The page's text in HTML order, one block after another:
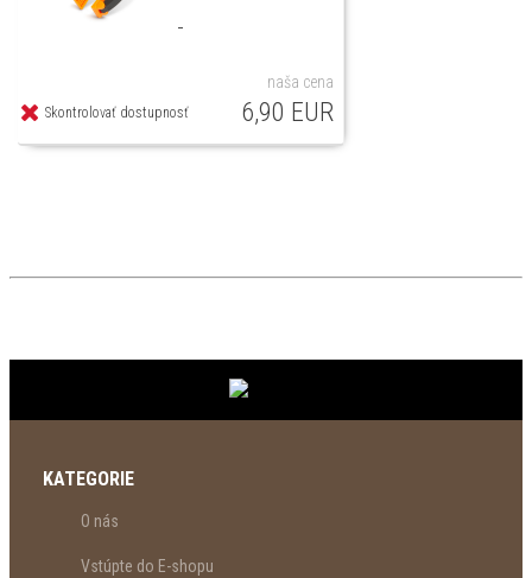
naša cena
6,90 EUR
Skontrolovať dostupnosť
KATEGORIE
O nás
Vstúpte do E-shopu